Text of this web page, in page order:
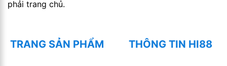
phải trang chủ.
TRANG SẢN PHẨM THÔNG TIN HI88